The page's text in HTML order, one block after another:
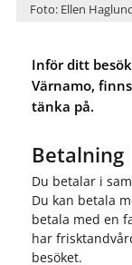
Foto: Ellen
Inför ditt
Värnamo,
tänka på.
Betalning
Du betalar i
Du kan betala
betala med en
har
besöket.